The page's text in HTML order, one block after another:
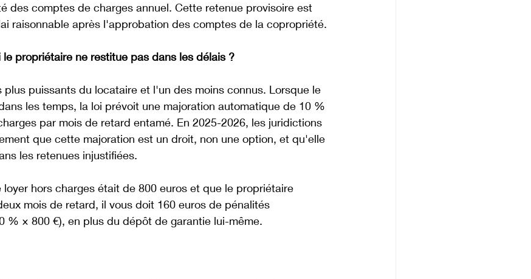
des comptes de charges annuel. Cette retenue provisoire est
raisonnable après l'approbation des comptes de la copropriété.
propriétaire ne restitue pas dans les délais ?
puissants du locataire et l'un des moins connus. Lorsque le
les temps, la loi prévoit une majoration automatique de 10 %
par mois de retard entamé. En 2025-2026, les juridictions
que cette majoration est un droit, non une option, et qu'elle
les retenues injustifiées.
hors charges était de 800 euros et que le propriétaire
mois de retard, il vous doit 160 euros de pénalités
% × 800 €), en plus du dépôt de garantie lui-même.